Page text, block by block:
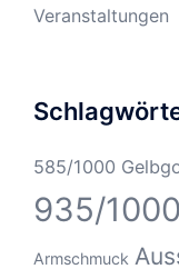
Veranstaltungen
585/1000
935/
Armschmuck